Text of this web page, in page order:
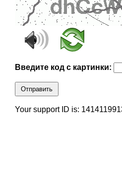
Введите код с картинки:
Отправить
Your support ID is: